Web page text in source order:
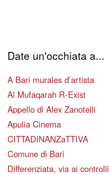
Date un'occhiata a...
A Bari murales d’artista
Al Mufaqarah R-Exist
Appello di Alex Zanotelli
Apulia Cinema
CITTADINANZaTTIVA
Comune di Bari
Differenziata, via ai controlli